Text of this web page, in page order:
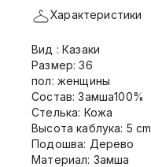
Характеристики
Вид : Казаки
Размер: 36
пол: женщины
Состав: Замша100%
Стелька: Кожа
Высота каблука: 5 cm
Подошва: Дерево
Материал: Замша